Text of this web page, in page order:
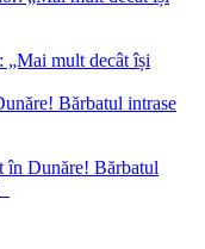
„Mai mult decât își
în Dunăre! Bărbatul